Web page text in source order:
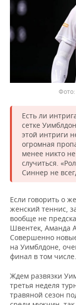
Есть ли
сетке
этой интриги
огромная
менее никто
случиться.
Синнер не
Если говорить о
женский теннис,
вообще не
Швентек, Аманда
Совершенно
на Уимблдоне,
финал в том числе.
Ждем развязки
третья неделя
травяной сезон